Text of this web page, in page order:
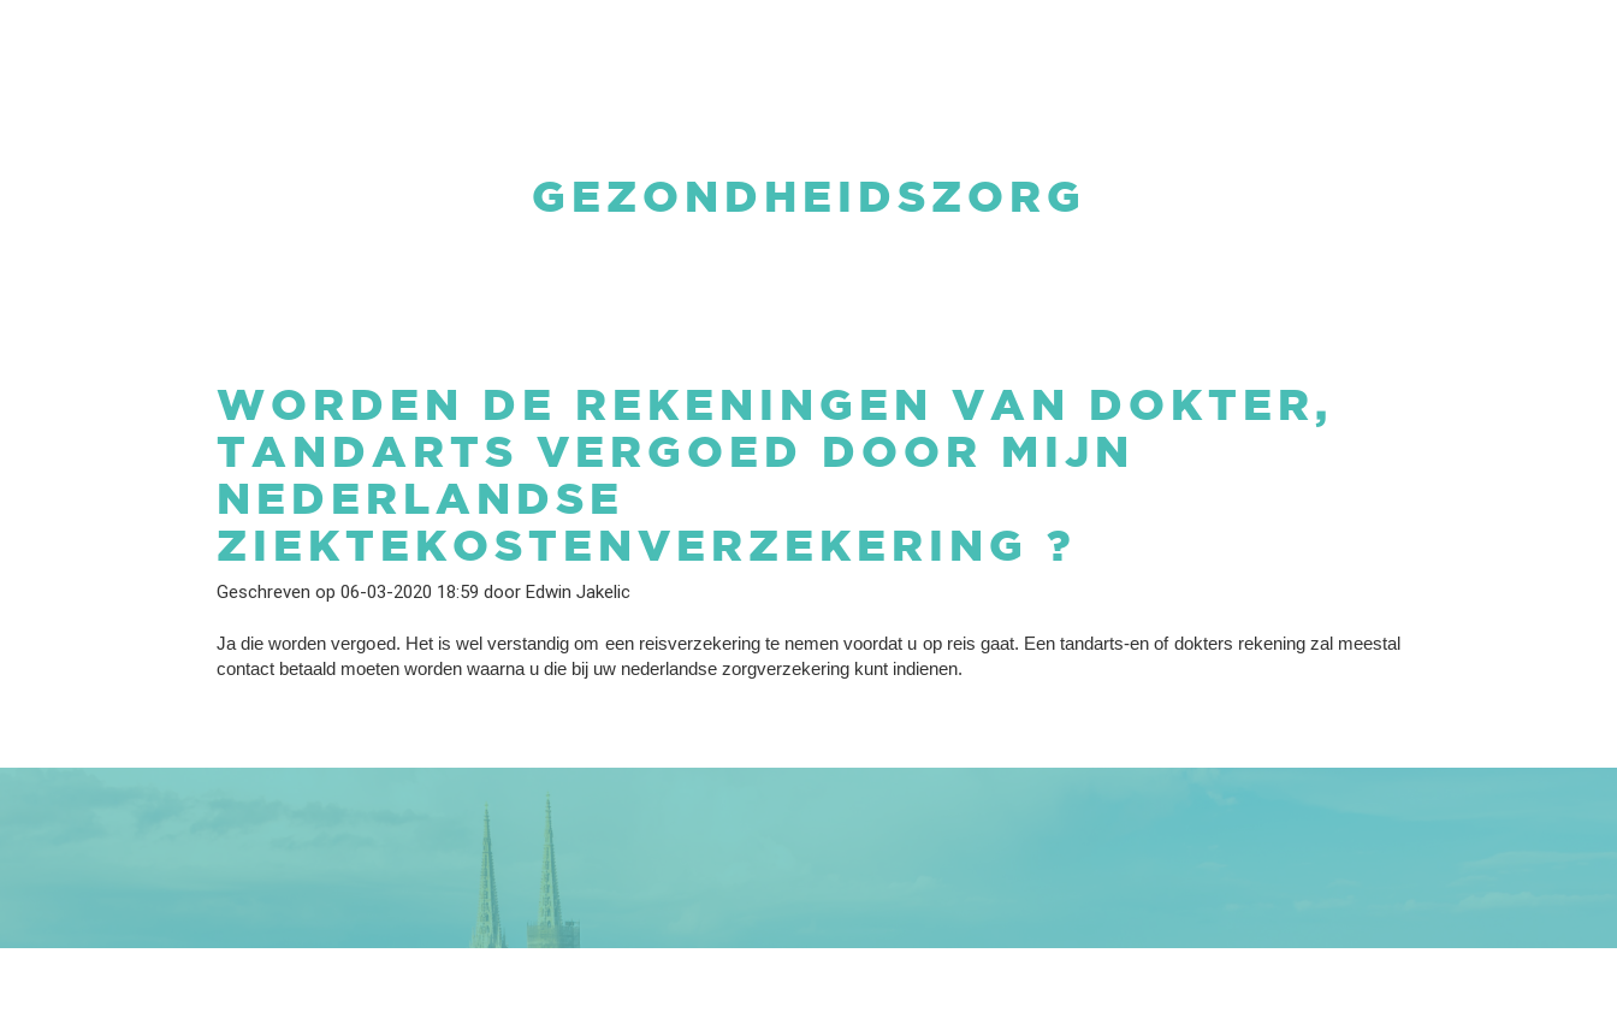
GEZONDHEIDSZORG
WORDEN DE REKENINGEN VAN DOKTER,
TANDARTS VERGOED DOOR MIJN
NEDERLANDSE
ZIEKTEKOSTENVERZEKERING ?
Geschreven op 06-03-2020 18:59 door Edwin Jakelic
Ja die worden vergoed. Het is wel verstandig om een reisverzekering te nemen voordat u op reis gaat. Een tandarts-en of dokters rekening zal meestal
contact betaald moeten worden waarna u die bij uw nederlandse zorgverzekering kunt indienen.